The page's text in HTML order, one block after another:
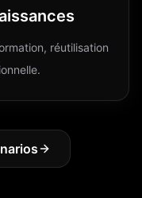
réutilisation